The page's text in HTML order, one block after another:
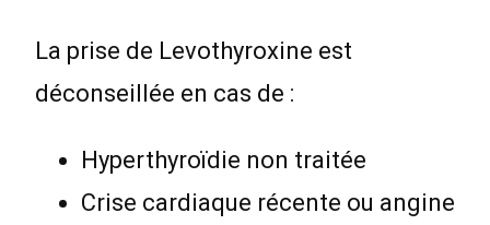
La prise de Levothyroxine est
déconseillée en cas de :
Hyperthyroïdie non traitée
Crise cardiaque récente ou angine